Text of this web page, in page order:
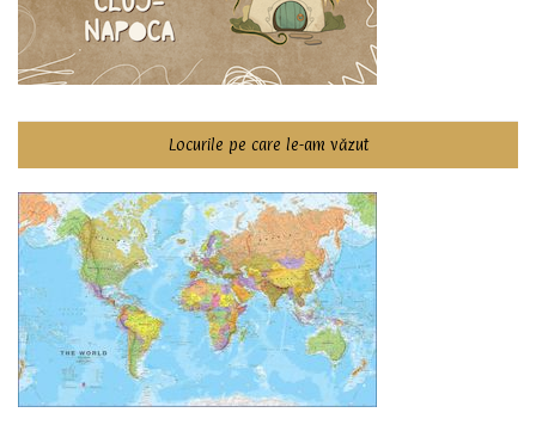
Locurile pe care le-am văzut